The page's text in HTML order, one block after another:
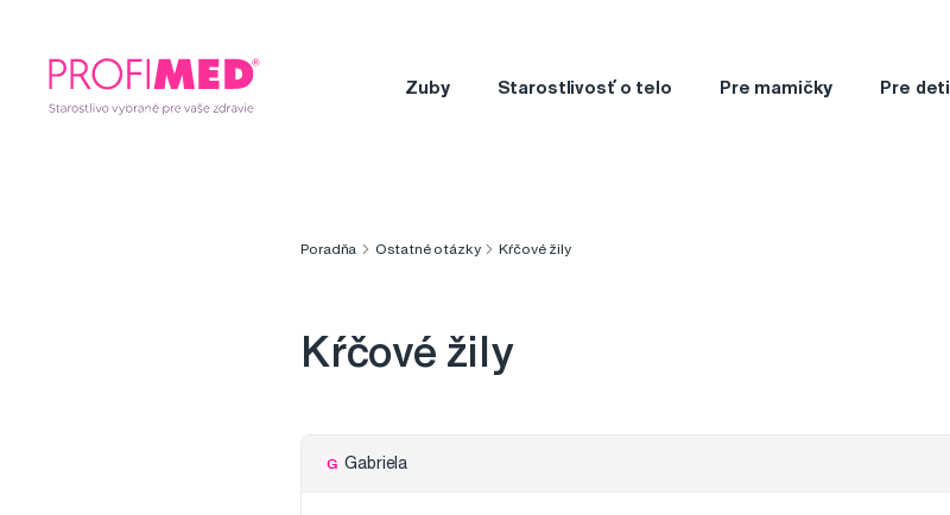
Zuby Starostlivosť o telo Pre mamičky Pre deti
Poradňa Ostatné otázky Kŕčové žily
Kŕčové žily
G Gabriela